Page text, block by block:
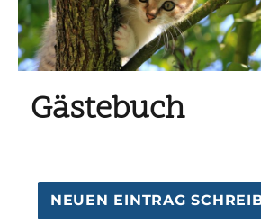
Gästebuch